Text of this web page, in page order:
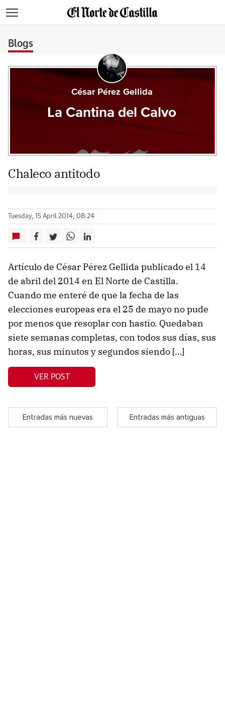
Blogs
César Pérez Gellida
La Cantina del Calvo
Chaleco antitodo
Tuesday, 15 April 2014, 08:24
Artículo de César Pérez Gellida publicado el 14
de abril del 2014 en El Norte de Castilla.
Cuando me enteré de que la fecha de las
elecciones europeas era el 25 de mayo no pude
por menos que resoplar con hastío. Quedaban
siete semanas completas, con todos sus días, sus
horas, sus minutos y segundos siendo […]
VER POST
Entradas más nuevas Entradas más antiguas